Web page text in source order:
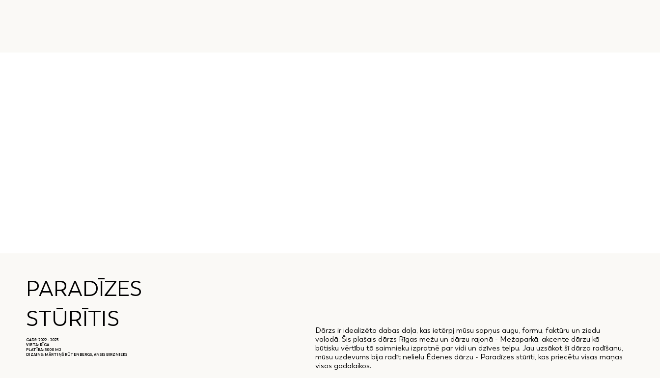
PARADĪZES
STŪRĪTIS
GADS: 2022 - 2023
VIETA: RĪGA
PLATĪBA: 3000 M2
DIZAINS: MĀRTIŅŠ RŪTENBERGS, ANSIS BIRZNIEKS
Dārzs ir idealizēta dabas daļa, kas ietērpj mūsu sapņus augu, formu, faktūru un ziedu
valodā. Šis plašais dārzs Rīgas mežu un dārzu rajonā - Mežaparkā, akcentē dārzu kā
būtisku vērtību tā saimnieku izpratnē par vidi un dzīves telpu. Jau uzsākot šī dārza radīšanu,
mūsu uzdevums bija radīt nelielu Ēdenes dārzu - Paradīzes stūrīti, kas priecētu visas maņas
visos gadalaikos.